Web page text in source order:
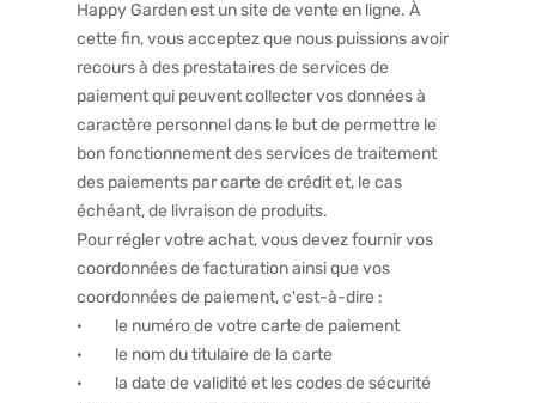
Happy Garden est un site de vente en ligne. À
cette fin, vous acceptez que nous puissions avoir
recours à des prestataires de services de
paiement qui peuvent collecter vos données à
caractère personnel dans le but de permettre le
bon fonctionnement des services de traitement
des paiements par carte de crédit et, le cas
échéant, de livraison de produits.
Pour régler votre achat, vous devez fournir vos
coordonnées de facturation ainsi que vos
coordonnées de paiement, c'est-à-dire :
· le numéro de votre carte de paiement
· le nom du titulaire de la carte
· la date de validité et les codes de sécurité